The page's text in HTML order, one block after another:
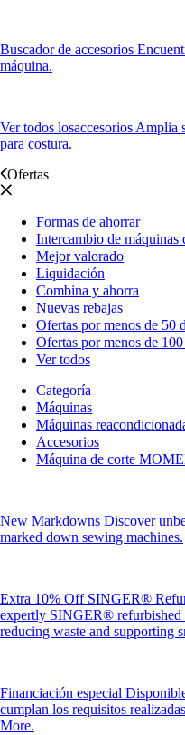
Buscador de accesorios
máquina.
Ver todos losaccesorios Amplia
para costura.
Ofertas
Formas de ahorrar
Intercambio de máquinas
Mejor valorado
Liquidación
Combina y ahorra
Nuevas rebajas
Ofertas por menos de 50
Ofertas por menos de
Ver todos
Categoría
Máquinas
Máquinas
Accesorios
Máquina de corte
New Markdowns Discover
marked down sewing machines.
Extra 10% Off SINGER®
expertly SINGER®
reducing waste and supporting
Financiación especial
cumplan los requisitos
More.